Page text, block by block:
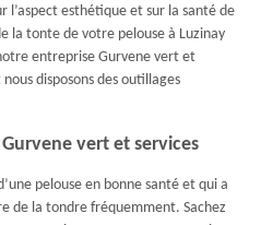
l’aspect esthétique et sur la santé de
la tonte de votre pelouse à Luzinay
entreprise Gurvene vert et
disposons des outillages
vert et services
pelouse en bonne santé et qui a
de la tondre fréquemment. Sachez